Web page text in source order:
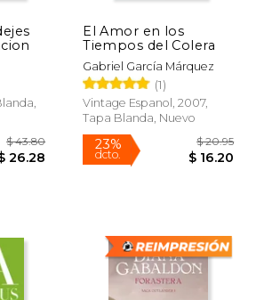
El Amor en los
Tiempos del Colera
Gabriel García Márquez
(1)
Vintage Espanol, 2007,
Tapa Blanda, Nuevo